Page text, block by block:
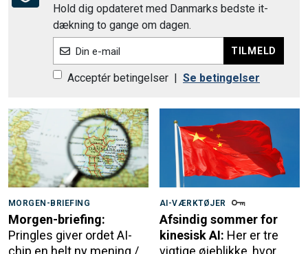
Hold dig opdateret med Danmarks bedste it-
dækning to gange om dagen.
Din e-mail TILMELD
Acceptér betingelser | Se betingelser
MORGEN-BRIEFING
Morgen-briefing:
Pringles giver ordet AI-
chip en helt ny mening /
AI-VÆRKTØJER
Afsindig sommer for
kinesisk AI: Her er tre
vigtige øjeblikke, hvor